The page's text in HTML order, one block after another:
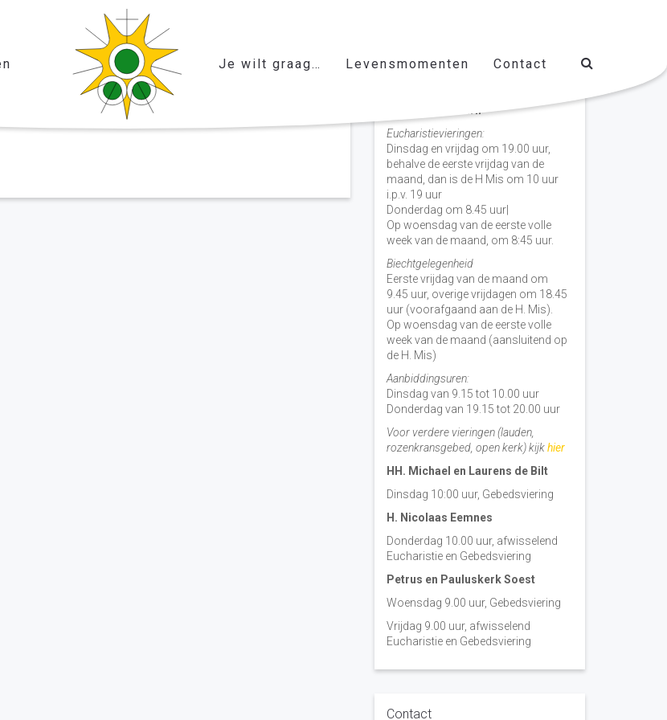
Je wilt graag… Levensmomenten Contact
Vieringen door de week
H. Nicolaas Baarn
Eucharistievieringen:
Dinsdag en vrijdag om 19.00 uur,
behalve de eerste vrijdag van de
maand, dan is de H Mis om 10 uur
i.p.v. 19 uur
Donderdag om 8.45 uur|
Op woensdag van de eerste volle
week van de maand, om 8:45 uur.
Biechtgelegenheid
Eerste vrijdag van de maand om
9.45 uur, overige vrijdagen om 18.45
uur (voorafgaand aan de H. Mis).
Op woensdag van de eerste volle
week van de maand (aansluitend op
de H. Mis)
Aanbiddingsuren:
Dinsdag van 9.15 tot 10.00 uur
Donderdag van 19.15 tot 20.00 uur
Voor verdere vieringen (lauden,
rozenkransgebed, open kerk) kijkhier
HH. Michael en Laurens de Bilt
Dinsdag 10:00 uur, Gebedsviering
H. Nicolaas Eemnes
Donderdag 10.00 uur, afwisselend
Eucharistie en Gebedsviering
Petrus en Pauluskerk Soest
Woensdag 9.00 uur, Gebedsviering
Vrijdag 9.00 uur, afwisselend
Eucharistie en Gebedsviering
Contact